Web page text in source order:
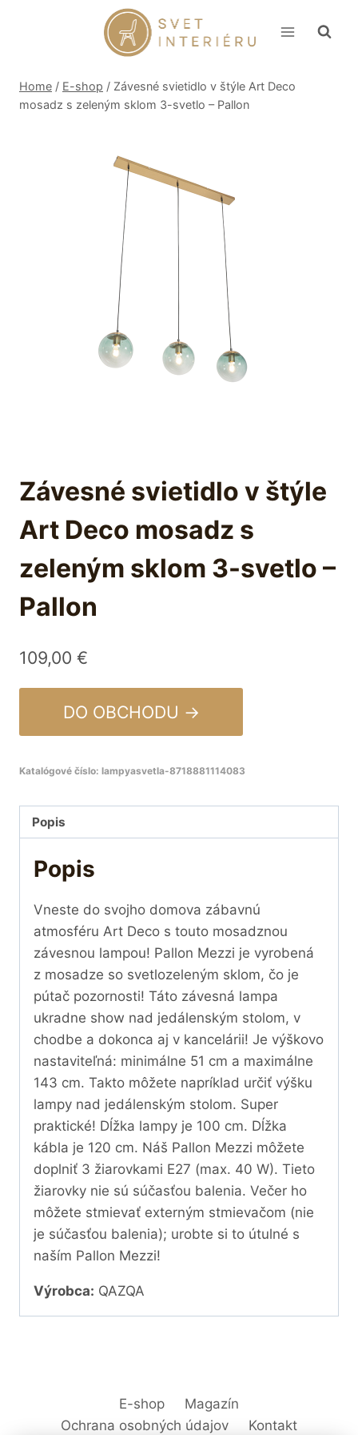
Home / E-shop / Závesné svietidlo v štýle Art Deco
mosadz s zeleným sklom 3-svetlo – Pallon
Závesné svietidlo v štýle
Art Deco mosadz s
zeleným sklom 3-svetlo –
Pallon
109,00 €
DO OBCHODU →
Katalógové číslo: lampyasvetla-8718881114083
Popis
Popis
Vneste do svojho domova zábavnú
atmosféru Art Deco s touto mosadznou
závesnou lampou! Pallon Mezzi je vyrobená
z mosadze so svetlozeleným sklom, čo je
pútač pozornosti! Táto závesná lampa
ukradne show nad jedálenským stolom, v
chodbe a dokonca aj v kancelárii! Je výškovo
nastaviteľná: minimálne 51 cm a maximálne
143 cm. Takto môžete napríklad určiť výšku
lampy nad jedálenským stolom. Super
praktické! Dĺžka lampy je 100 cm. Dĺžka
kábla je 120 cm. Náš Pallon Mezzi môžete
doplniť 3 žiarovkami E27 (max. 40 W). Tieto
žiarovky nie sú súčasťou balenia. Večer ho
môžete stmievať externým stmievačom (nie
je súčasťou balenia); urobte si to útulné s
naším Pallon Mezzi!
Výrobca: QAZQA
E-shop
Magazín
Ochrana osobných údajov
Kontakt